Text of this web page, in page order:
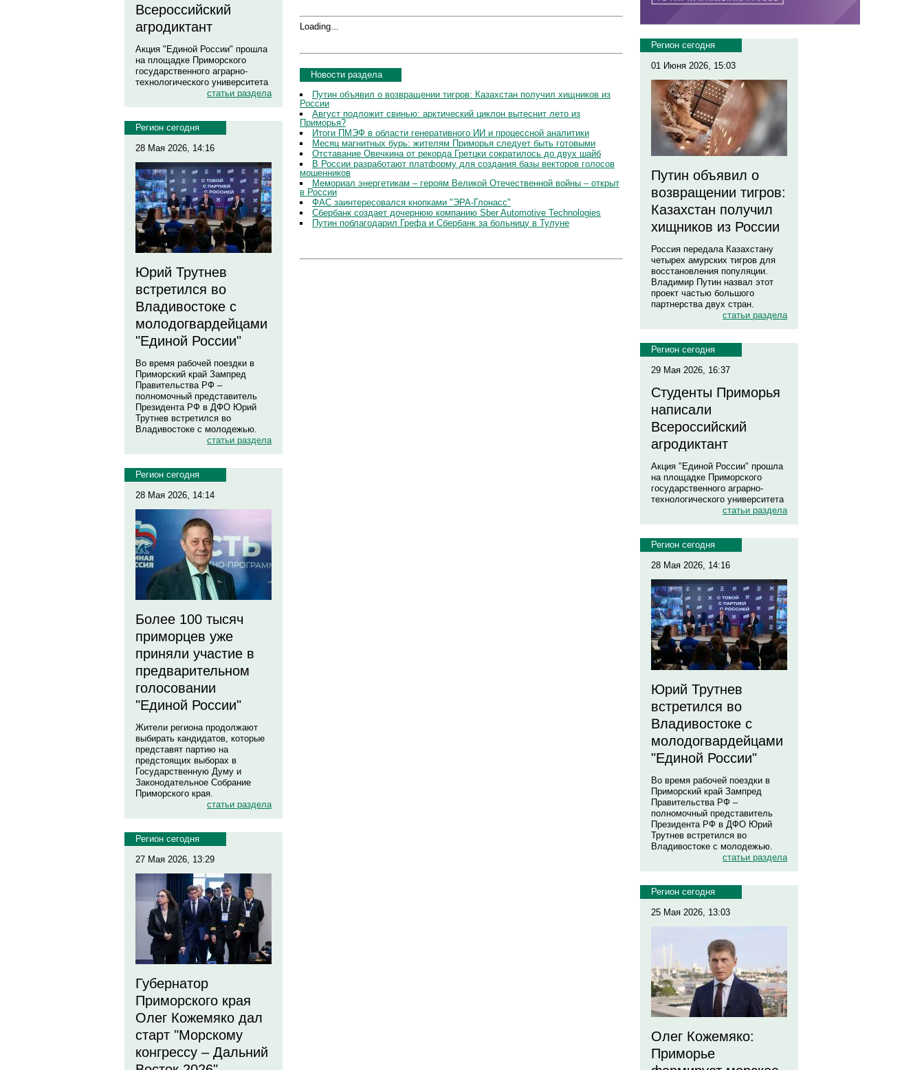
Всероссийский
агродиктант
Акция "Единой России" прошла
на площадке Приморского
государственного аграрно-
технологического университета
статьи раздела
Регион сегодня
28 Мая 2026, 14:16
Юрий Трутнев
встретился во
Владивостоке с
молодогвардейцами
"Единой России"
Во время рабочей поездки в
Приморский край Зампред
Правительства РФ –
полномочный представитель
Президента РФ в ДФО Юрий
Трутнев встретился во
Владивостоке с молодежью.
статьи раздела
Регион сегодня
28 Мая 2026, 14:14
Более 100 тысяч
приморцев уже
приняли участие в
предварительном
голосовании
"Единой России"
Жители региона продолжают
выбирать кандидатов, которые
представят партию на
предстоящих выборах в
Государственную Думу и
Законодательное Собрание
Приморского края.
статьи раздела
Регион сегодня
27 Мая 2026, 13:29
Губернатор
Приморского края
Олег Кожемяко дал
старт "Морскому
конгрессу – Дальний
Loading...
Новости раздела
Путин объявил о возвращении тигров: Казахстан получил хищников из
России
Август подложит свинью: арктический циклон вытеснит лето из
Приморья?
Итоги ПМЭФ в области генеративного ИИ и процессной аналитики
Месяц магнитных бурь: жителям Приморья следует быть готовыми
Отставание Овечкина от рекорда Гретцки сократилось до двух шайб
В России разработают платформу для создания базы векторов голосов
мошенников
Мемориал энергетикам – героям Великой Отечественной войны – открыт
в России
ФАС заинтересовался кнопками "ЭРА-Глонасс"
Сбербанк создает дочернюю компанию Sber Automotive Technologies
Путин поблагодарил Грефа и Сбербанк за больницу в Тулуне
Регион сегодня
01 Июня 2026, 15:03
Путин объявил о
возвращении тигров:
Казахстан получил
хищников из России
Россия передала Казахстану
четырех амурских тигров для
восстановления популяции.
Владимир Путин назвал этот
проект частью большого
партнерства двух стран.
статьи раздела
Регион сегодня
29 Мая 2026, 16:37
Студенты Приморья
написали
Всероссийский
агродиктант
Акция "Единой России" прошла
на площадке Приморского
государственного аграрно-
технологического университета
статьи раздела
Регион сегодня
28 Мая 2026, 14:16
Юрий Трутнев
встретился во
Владивостоке с
молодогвардейцами
"Единой России"
Во время рабочей поездки в
Приморский край Зампред
Правительства РФ –
полномочный представитель
Президента РФ в ДФО Юрий
Трутнев встретился во
Владивостоке с молодежью.
статьи раздела
Регион сегодня
25 Мая 2026, 13:03
Олег Кожемяко:
Приморье